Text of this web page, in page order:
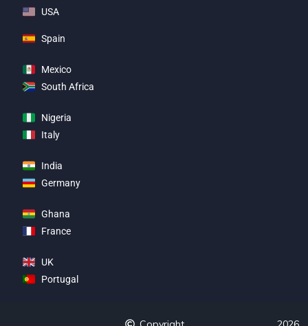
USA
Spain
Mexico
South Africa
Nigeria
Italy
India
Germany
Ghana
France
UK
Portugal